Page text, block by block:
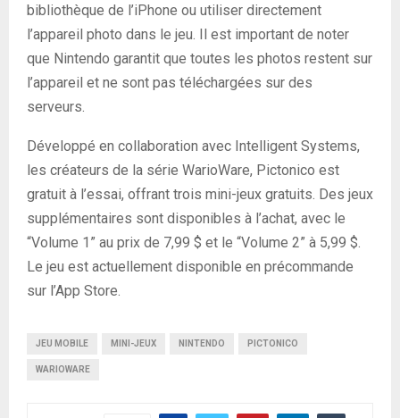
bibliothèque de l’iPhone ou utiliser directement
l’appareil photo dans le jeu. Il est important de noter
que Nintendo garantit que toutes les photos restent sur
l’appareil et ne sont pas téléchargées sur des
serveurs.
Développé en collaboration avec Intelligent Systems,
les créateurs de la série WarioWare, Pictonico est
gratuit à l’essai, offrant trois mini-jeux gratuits. Des jeux
supplémentaires sont disponibles à l’achat, avec le
“Volume 1” au prix de 7,99 $ et le “Volume 2” à 5,99 $.
Le jeu est actuellement disponible en précommande
sur l’App Store.
JEU MOBILE MINI-JEUX NINTENDO PICTONICO
WARIOWARE